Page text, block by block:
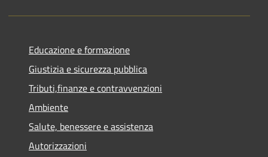
Educazione e formazione
Giustizia e sicurezza pubblica
Tributi,finanze e contravvenzioni
Ambiente
Salute, benessere e assistenza
Autorizzazioni